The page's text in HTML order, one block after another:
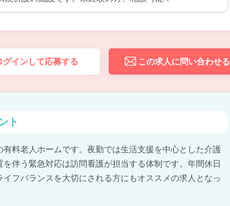
グインして応募する この求人に問い合わせる
ト
有料老人ホームです。夜勤では生活支援を中心とした介護
伴う緊急対応は訪問看護が担当する体制です。年間休日
イフバランスを大切にされる方にもオススメの求人となっ